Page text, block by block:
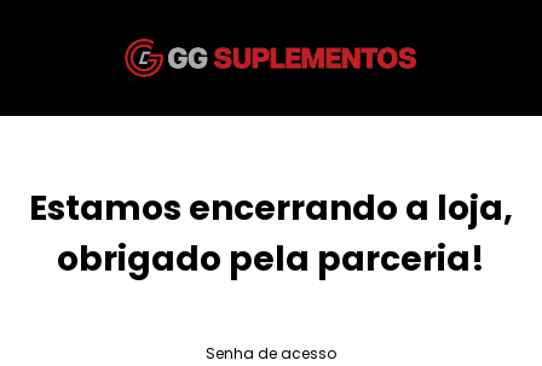
Estamos encerrando a loja,
obrigado pela parceria!
Senha de acesso